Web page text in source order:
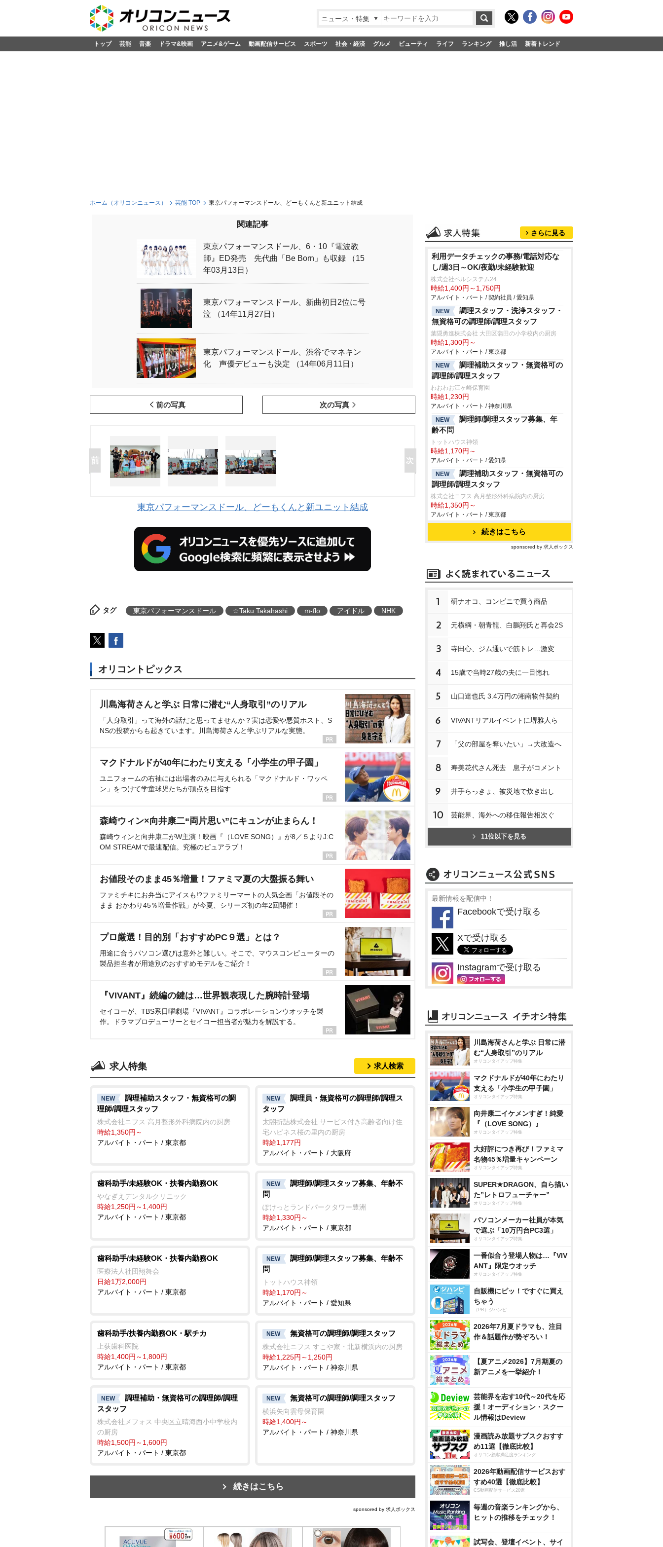
ニュース・特集
トップ 芸能 音楽 ドラマ&映画 アニメ&ゲーム 動画配信サービス スポーツ 社会・経済 グルメ ビューティ ライフ ランキング 推し活 新着トレンド
ホーム（オリコンニュース） 芸能 TOP 東京パフォーマンスドール、どーもくんと新ユニット結成
関連記事
東京パフォーマンスドール、6・10『電波教
師』ED発売 先代曲「Be Born」も収録 （15
年03月13日）
東京パフォーマンスドール、新曲初日2位に号
泣 （14年11月27日）
東京パフォーマンスドール、渋谷でマネキン
化 声優デビューも決定 （14年06月11日）
前の写真 次の写真
東京パフォーマンスドール、どーもくんと新ユニット結成
タグ 東京パフォーマンスドール ☆Taku Takahashi m-flo アイドル NHK
オリコントピックス
川島海荷さんと学ぶ 日常に潜む“人身取引”のリアル
「人身取引」って海外の話だと思ってませんか？実は恋愛や悪質ホスト、S
NSの投稿からも起きています。川島海荷さんと学ぶリアルな実態。
マクドナルドが40年にわたり支える「小学生の甲子園」
ユニフォームの右袖には出場者のみに与えられる「マクドナルド・ワッペ
ン」をつけて学童球児たちが頂点を目指す
森崎ウィン×向井康二“両片思い”にキュンが止まらん！
森崎ウィンと向井康二がW主演！映画『（LOVE SONG）』が8／５よりJ:C
OM STREAMで最速配信。究極のピュアラブ！
お値段そのまま45％増量！ファミマ夏の大盤振る舞い
ファミチキにお弁当にアイスも!?ファミリーマートの人気企画「お値段その
まま おかわり45％増量作戦」が今夏、シリーズ初の年2回開催！
プロ厳選！目的別「おすすめPC９選」とは？
用途に合うパソコン選びは意外と難しい。そこで、マウスコンピューターの
製品担当者が用途別のおすすめモデルをご紹介！
『VIVANT』続編の鍵は…世界観表現した腕時計登場
セイコーが、TBS系日曜劇場『VIVANT』コラボレーションウオッチを製
作。ドラマプロデューサーとセイコー担当者が魅力を解説する。
求人特集 求人検索
NEW
調理補助スタッフ・無資格可の調
理師/調理スタッフ
株式会社ニフス 高月整形外科病院内の厨房
時給1,350円～
アルバイト・パート / 東京都
NEW
調理員・無資格可の調理師/調理ス
タッフ
太閤折詰株式会社 サービス付き高齢者向け住
宅ハピネス桜の里内の厨房
時給1,177円
アルバイト・パート / 大阪府
歯科助手/未経験OK・扶養内勤務OK
なぎえデンタルクリニック
時給1,250円～1,400円
アルバイト・パート / 東京都
NEW
調理師/調理スタッフ募集、年齢不
問
ぽけっとランドパークタワー豊洲
時給1,330円～
アルバイト・パート / 東京都
歯科助手/未経験OK・扶養内勤務OK
医療法人社団翔舞会
日給1万2,000円
アルバイト・パート / 東京都
NEW
調理師/調理スタッフ募集、年齢不
問
トットハウス神領
時給1,170円～
アルバイト・パート / 愛知県
歯科助手/扶養内勤務OK・駅チカ
上荻歯科医院
時給1,400円～1,800円
アルバイト・パート / 東京都
NEW 無資格可の調理師/調理スタッフ
株式会社ニフス すこや家・北新横浜内の厨房
時給1,225円～1,250円
アルバイト・パート / 神奈川県
NEW
調理補助・無資格可の調理師/調理
スタッフ
株式会社メフォス 中央区立晴海西小中学校内
の厨房
時給1,500円～1,600円
アルバイト・パート / 東京都
NEW 無資格可の調理師/調理スタッフ
横浜矢向雲母保育園
時給1,400円～
アルバイト・パート / 神奈川県
続きはこちら
sponsored by 求人ボックス
さらに見る
利用データチェックの事務/電話対応な
し/週3日～OK/夜勤/未経験歓迎
株式会社ベルシステム24
時給1,400円～1,750円
アルバイト・パート / 契約社員 / 愛知県
NEW
調理スタッフ・洗浄スタッフ・
無資格可の調理師/調理スタッフ
葉隠勇進株式会社 大田区蒲田の小学校内の厨房
時給1,300円～
アルバイト・パート / 東京都
NEW
調理補助スタッフ・無資格可の
調理師/調理スタッフ
わおわお江ヶ崎保育園
時給1,230円
アルバイト・パート / 神奈川県
NEW
調理師/調理スタッフ募集、年
齢不問
トットハウス神領
時給1,170円～
アルバイト・パート / 愛知県
NEW
調理補助スタッフ・無資格可の
調理師/調理スタッフ
株式会社ニフス 高月整形外科病院内の厨房
時給1,350円～
アルバイト・パート / 東京都
続きはこちら
sponsored by 求人ボックス
1 研ナオコ、コンビニで買う商品
2 元横綱・朝青龍、白鵬翔氏と再会2S
3 寺田心、ジム通いで筋トレ…激変
4 15歳で当時27歳の夫に一目惚れ
5 山口達也氏 3.4万円の湘南物件契約
6 VIVANTリアルイベントに堺雅人ら
7 「父の部屋を奪いたい」→大改造へ
8 寿美花代さん死去 息子がコメント
9 井手らっきょ、被災地で炊き出し
10 芸能界、海外への移住報告相次ぐ
11位以下を見る
最新情報を配信中！
Facebookで受け取る
Xで受け取る
Instagramで受け取る
川島海荷さんと学ぶ 日常に潜
む“人身取引”のリアル
オリコンタイアップ特集
マクドナルドが40年にわたり
支える「小学生の甲子園」
オリコンタイアップ特集
向井康二イケメンすぎ！純愛
『（LOVE SONG）』
オリコンタイアップ特集
大好評につき再び！ファミマ
名物45％増量キャンペーン
オリコンタイアップ特集
SUPER★DRAGON、自ら描い
た”レトロフューチャー”
オリコンタイアップ特集
パソコンメーカー社員が本気
で選ぶ「10万円台PC3選」
オリコンタイアップ特集
一番似合う登場人物は…『VIV
ANT』限定ウオッチ
オリコンタイアップ特集
自販機にピッ！ですぐに買え
ちゃう
（PR）ジハンピ
2026年7月夏ドラマも、注目
作＆話題作が勢ぞろい！
【夏アニメ2026】7月期夏の
新アニメを一挙紹介！
芸能界を志す10代～20代を応
援！オーディション・スクー
ル情報はDeview
漫画読み放題サブスクおすす
め11選【徹底比較】
オリコン顧客満足度ランキング
2026年動画配信サービスおす
すめ40選【徹底比較】
CS動画配信サービス20選
毎週の音楽ランキングから、
ヒットの推移をチェック！
試写会、登壇イベント、サイ